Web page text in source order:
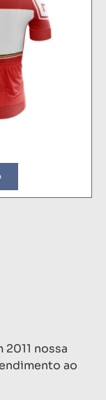
2011 nossa
ao